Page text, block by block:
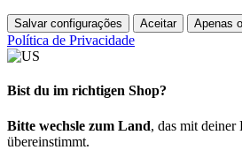
Salvar configurações Aceitar Apenas
Política de Privacidade
Bist du im richtigen Shop?
Bitte wechsle zum Land, das mit deiner
übereinstimmt.